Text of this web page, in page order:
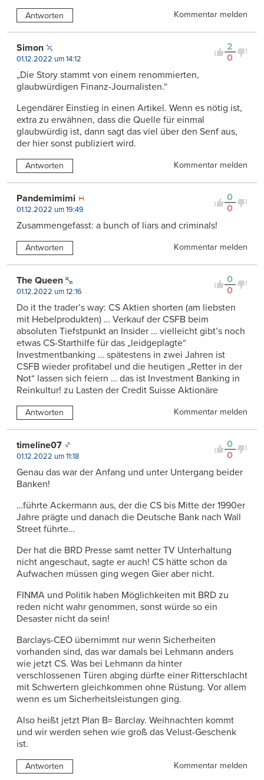
Antworten Kommentar melden
2
0
Simon
01.12.2022 um 14:12
„Die Story stammt von einem renommierten,
glaubwürdigen Finanz-Journalisten.“
Legendärer Einstieg in einen Artikel. Wenn es nötig ist,
extra zu erwähnen, dass die Quelle für einmal
glaubwürdig ist, dann sagt das viel über den Senf aus,
der hier sonst publiziert wird.
Antworten Kommentar melden
0
0
Pandemimimi
01.12.2022 um 19:49
Zusammengefasst: a bunch of liars and criminals!
Antworten Kommentar melden
0
0
The Queen
01.12.2022 um 12:16
Do it the trader’s way: CS Aktien shorten (am liebsten
mit Hebelprodukten) … Verkauf der CSFB beim
absoluten Tiefstpunkt an Insider … vielleicht gibt’s noch
etwas CS-Starthilfe für das „leidgeplagte“
Investmentbanking … spätestens in zwei Jahren ist
CSFB wieder profitabel und die heutigen „Retter in der
Not“ lassen sich feiern … das ist Investment Banking in
Reinkultur! zu Lasten der Credit Suisse Aktionäre
Antworten Kommentar melden
0
0
timeline07
01.12.2022 um 11:18
Genau das war der Anfang und unter Untergang beider
Banken!
…führte Ackermann aus, der die CS bis Mitte der 1990er
Jahre prägte und danach die Deutsche Bank nach Wall
Street führte…
Der hat die BRD Presse samt netter TV Unterhaltung
nicht angeschaut, sagte er auch! CS hätte schon da
Aufwachen müssen ging wegen Gier aber nicht.
FINMA und Politik haben Möglichkeiten mit BRD zu
reden nicht wahr genommen, sonst würde so ein
Desaster nicht da sein!
Barclays-CEO übernimmt nur wenn Sicherheiten
vorhanden sind, das war damals bei Lehmann anders
wie jetzt CS. Was bei Lehmann da hinter
verschlossenen Türen abging dürfte einer Ritterschlacht
mit Schwertern gleichkommen ohne Rüstung. Vor allem
wenn es um Sicherheitsleistungen ging.
Also heißt jetzt Plan B= Barclay. Weihnachten kommt
und wir werden sehen wie groß das Velust-Geschenk
ist.
Antworten Kommentar melden